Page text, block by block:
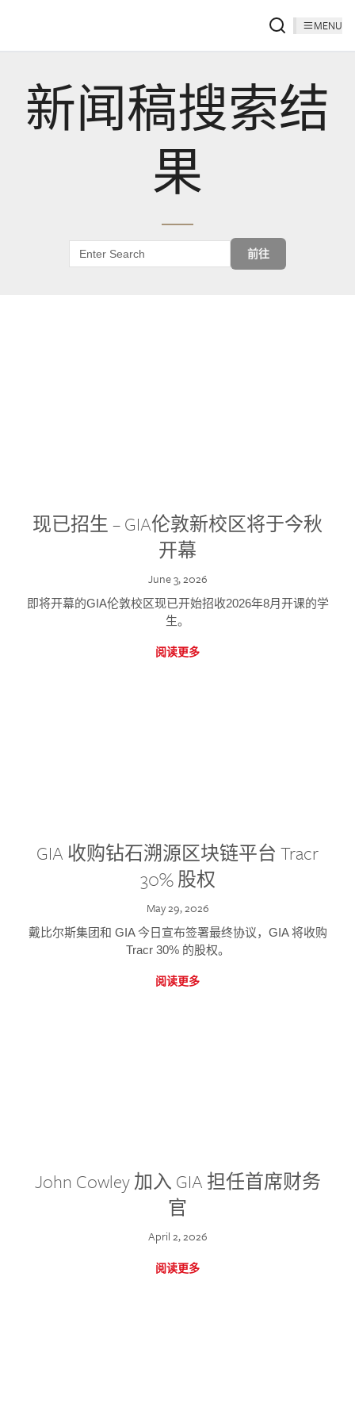
MENU
新闻稿搜索结
果
前往
现已招生 – GIA伦敦新校区将于今秋
开幕
June 3, 2026
即将开幕的GIA伦敦校区现已开始招收2026年8月开课的学
生。
阅读更多
GIA 收购钻石溯源区块链平台 Tracr
30% 股权
May 29, 2026
戴比尔斯集团和 GIA 今日宣布签署最终协议，GIA 将收购
Tracr 30% 的股权。
阅读更多
John Cowley 加入 GIA 担任首席财务
官
April 2, 2026
阅读更多